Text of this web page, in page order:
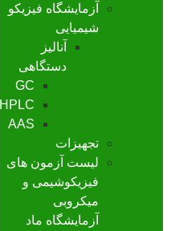
آزمایشگاه فیزیکو
شیمیایی
آنالیز
دستگاهی
GC
HPLC
AAS
تجهیزات
لیست آزمون های
فیزیکوشیمی و
میکروبی
آزمایشگاه ماد